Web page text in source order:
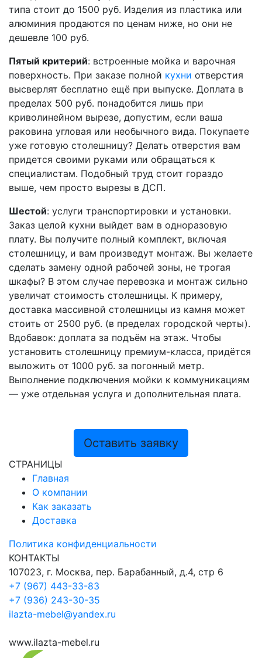
типа стоит до 1500 руб. Изделия из пластика или
алюминия продаются по ценам ниже, но они не
дешевле 100 руб.
Пятый критерий: встроенные мойка и варочная
поверхность. При заказе полной кухни отверстия
высверлят бесплатно ещё при выпуске. Доплата в
пределах 500 руб. понадобится лишь при
криволинейном вырезе, допустим, если ваша
раковина угловая или необычного вида. Покупаете
уже готовую столешницу? Делать отверстия вам
придется своими руками или обращаться к
специалистам. Подобный труд стоит гораздо
выше, чем просто вырезы в ДСП.
Шестой: услуги транспортировки и установки.
Заказ целой кухни выйдет вам в одноразовую
плату. Вы получите полный комплект, включая
столешницу, и вам произведут монтаж. Вы желаете
сделать замену одной рабочей зоны, не трогая
шкафы? В этом случае перевозка и монтаж сильно
увеличат стоимость столешницы. К примеру,
доставка массивной столешницы из камня может
стоить от 2500 руб. (в пределах городской черты).
Вдобавок: доплата за подъём на этаж. Чтобы
установить столешницу премиум-класса, придётся
выложить от 1000 руб. за погонный метр.
Выполнение подключения мойки к коммуникациям
— уже отдельная услуга и дополнительная плата.
Оставить заявку
СТРАНИЦЫ
Главная
О компании
Как заказать
Доставка
Политика конфиденциальности
КОНТАКТЫ
107023, г. Москва, пер. Барабанный, д.4, стр 6
+7 (967) 443-33-83
+7 (936) 243-30-35
ilazta-mebel@yandex.ru
www.ilazta-mebel.ru